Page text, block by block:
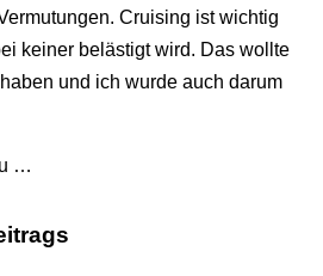
Cruising ist wichtig
keiner belästigt wird. Das wollte
und ich wurde auch darum
…